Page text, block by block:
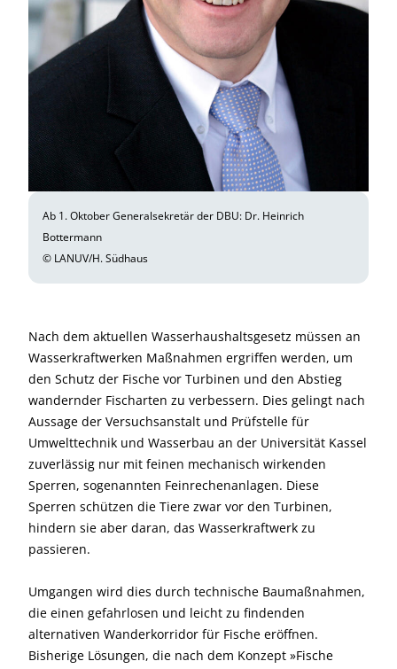
Ab 1. Oktober Generalsekretär der DBU: Dr. Heinrich
Bottermann
© LANUV/H. Südhaus
Nach dem aktuellen Wasserhaushalts­gesetz müssen an
Wasserkraftwerken Maßnahmen ergriffen werden, um
den Schutz der Fische vor Turbinen und den Abstieg
wandernder Fischarten zu verbessern. Dies gelingt nach
Aussage der Versuchsanstalt und Prüfstelle für
Umwelttechnik und Wasserbau an der Universität Kassel
zuverlässig nur mit feinen mechanisch wirkenden
Sperren, sogenannten Feinrechenanlagen. Diese
Sperren schützen die Tiere zwar vor den Turbinen,
hindern sie aber daran, das Wasserkraftwerk zu
passieren.
Umgangen wird dies durch technische Baumaßnahmen,
die einen gefahrlosen und leicht zu findenden
alternativen Wanderkorridor für Fische eröffnen.
Bisherige Lösungen, die nach dem Konzept »Fische